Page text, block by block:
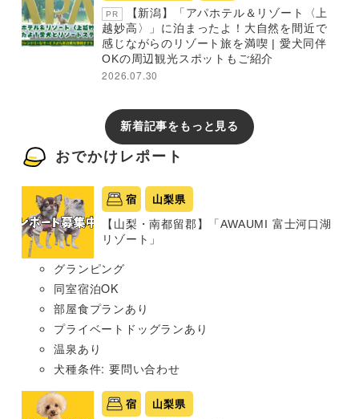
PR
【新潟】「アパホテル＆リゾート〈上
越妙高〉」に泊まったよ！大自然を間近で
感じながらのリゾート旅を満喫 | 愛犬同伴
OKの周辺観光スポットもご紹介
2026.07.30
新着記事をもっと見る
おでかけレポート
宿 山梨県
【山梨・南都留郡】「AWAUMI 富士河口湖
リゾート」
グランピング
同室宿泊OK
部屋食プランあり
プライベートドッグランあり
温泉あり
犬種条件: 要問い合わせ
宿 山梨県